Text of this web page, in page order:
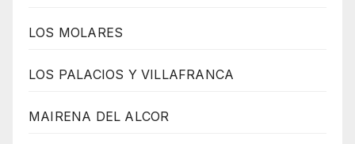
LOS MOLARES
LOS PALACIOS Y VILLAFRANCA
MAIRENA DEL ALCOR